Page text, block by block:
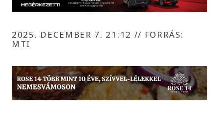
2025. DECEMBER 7. 21:12 // FORRÁS:
MTI